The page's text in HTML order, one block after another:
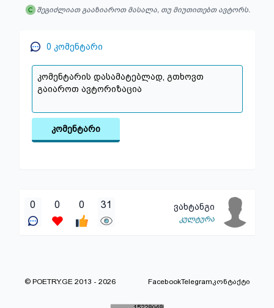
შეგიძლიათ გააზიაროთ მასალა, თუ მიუთითებთ ავტორს.
0 კომენტარი
კომენტარი
0 0 0 31 ვახტანგი
კულტურა
© POETRY.GE 2013 - 2026 FacebookTelegramკონტაქტი